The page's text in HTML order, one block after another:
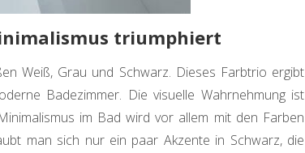
triumphiert
Weiß, Grau und Schwarz. Dieses Farbtrio ergibt
Badezimmer. Die visuelle Wahrnehmung ist
im Bad wird vor allem mit den Farben
man sich nur ein paar Akzente in Schwarz, die